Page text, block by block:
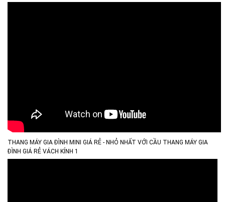
THANG MÁY GIA ĐÌNH MINI GIÁ RẺ - NHỎ NHẤT VỚI CẦU THANG MÁY GIA
ĐÌNH GIÁ RẺ VÁCH KÍNH 1